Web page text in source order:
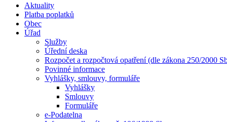
Aktuality
Platba poplatků
Obec
Úřad
Služby
Úřední deska
Rozpočet a rozpočtová opatření (dle zákona 250/2000
Povinné informace
Vyhlášky, smlouvy, formuláře
Vyhlášky
Smlouvy
Formuláře
e-Podatelna